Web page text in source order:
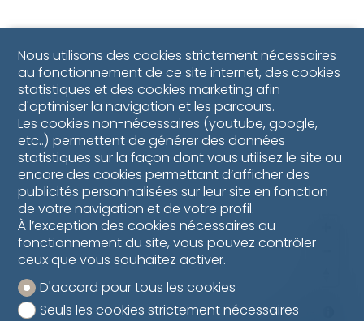
MapLibre
Nous utilisons des cookies strictement nécessaires
au fonctionnement de ce site internet, des cookies
statistiques et des cookies marketing afin
d'optimiser la navigation et les parcours.
Les cookies non-nécessaires (youtube, google,
etc..) permettent de générer des données
statistiques sur la façon dont vous utilisez le site ou
encore des cookies permettant d’afficher des
publicités personnalisées sur leur site en fonction
de votre navigation et de votre profil.
À l’exception des cookies nécessaires au
fonctionnement du site, vous pouvez contrôler
ceux que vous souhaitez activer.
D'accord pour tous les cookies
Seuls les cookies strictement nécessaires